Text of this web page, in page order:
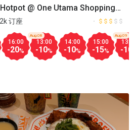
10:30
-10%
11:00
-20%
11:30
-20%
12:00
-10%
12:30
-10%
@ One Utama Shopping
订座
16:00
-20%
13:00
-10%
Aug.08
14:00
-10%
15:00
-15%
13:30
-10
Aug.09